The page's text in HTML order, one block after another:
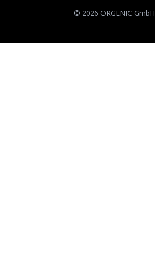
© 2026 ORGENIC GmbH